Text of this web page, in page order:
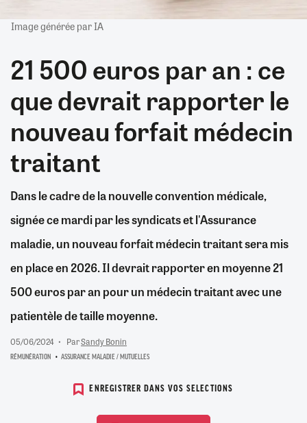
Image générée par IA
21 500 euros par an : ce
que devrait rapporter le
nouveau forfait médecin
traitant
Dans le cadre de la nouvelle convention médicale,
signée ce mardi par les syndicats et l'Assurance
maladie, un nouveau forfait médecin traitant sera mis
en place en 2026. Il devrait rapporter en moyenne 21
500 euros par an pour un médecin traitant avec une
patientèle de taille moyenne.
05/06/2024 ParSandy Bonin
RÉMUNÉRATION ASSURANCE MALADIE / MUTUELLES
ENREGISTRER DANS VOS SELECTIONS